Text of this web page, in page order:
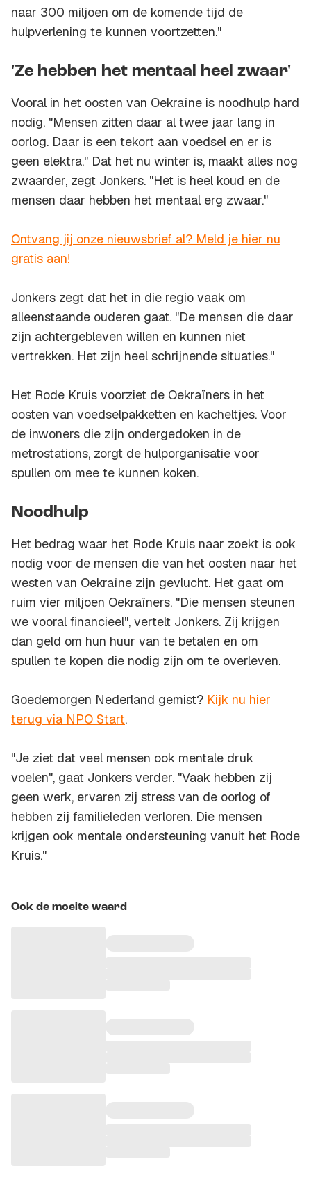
naar 300 miljoen om de komende tijd de
hulpverlening te kunnen voortzetten."
'Ze hebben het mentaal heel zwaar'
Vooral in het oosten van Oekraïne is noodhulp hard
nodig. "Mensen zitten daar al twee jaar lang in
oorlog. Daar is een tekort aan voedsel en er is
geen elektra." Dat het nu winter is, maakt alles nog
zwaarder, zegt Jonkers. "Het is heel koud en de
mensen daar hebben het mentaal erg zwaar."
Ontvang jij onze nieuwsbrief al? Meld je hier nu
gratis aan!
Jonkers zegt dat het in die regio vaak om
alleenstaande ouderen gaat. "De mensen die daar
zijn achtergebleven willen en kunnen niet
vertrekken. Het zijn heel schrijnende situaties."
Het Rode Kruis voorziet de Oekraïners in het
oosten van voedselpakketten en kacheltjes. Voor
de inwoners die zijn ondergedoken in de
metrostations, zorgt de hulporganisatie voor
spullen om mee te kunnen koken.
Noodhulp
Het bedrag waar het Rode Kruis naar zoekt is ook
nodig voor de mensen die van het oosten naar het
westen van Oekraïne zijn gevlucht. Het gaat om
ruim vier miljoen Oekraïners. "Die mensen steunen
we vooral financieel", vertelt Jonkers. Zij krijgen
dan geld om hun huur van te betalen en om
spullen te kopen die nodig zijn om te overleven.
Goedemorgen Nederland gemist? Kijk nu hier
terug via NPO Start.
"Je ziet dat veel mensen ook mentale druk
voelen", gaat Jonkers verder. "Vaak hebben zij
geen werk, ervaren zij stress van de oorlog of
hebben zij familieleden verloren. Die mensen
krijgen ook mentale ondersteuning vanuit het Rode
Kruis."
Ook de moeite waard